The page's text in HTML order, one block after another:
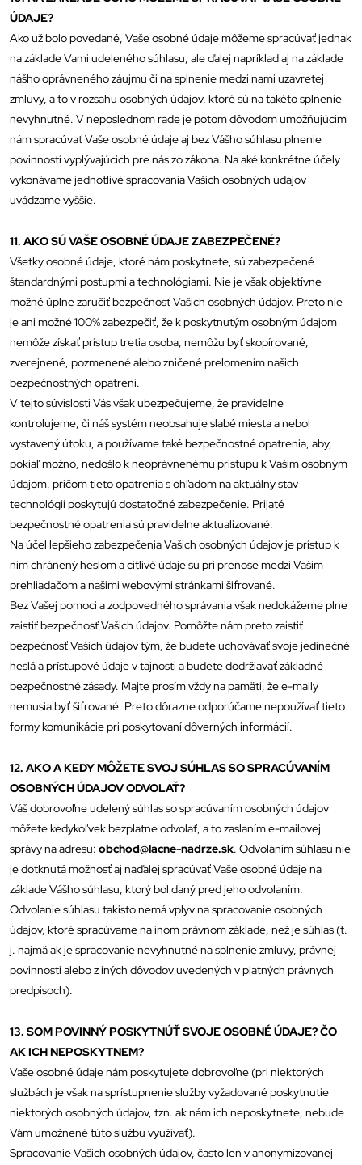
ÚDAJE?
Ako už bolo povedané, Vaše osobné údaje môžeme spracúvať jednak
na základe Vami udeleného súhlasu, ale ďalej napríklad aj na základe
nášho oprávneného záujmu či na splnenie medzi nami uzavretej
zmluvy, a to v rozsahu osobných údajov, ktoré sú na takéto splnenie
nevyhnutné. V neposlednom rade je potom dôvodom umožňujúcim
nám spracúvať Vaše osobné údaje aj bez Vášho súhlasu plnenie
povinností vyplývajúcich pre nás zo zákona. Na aké konkrétne účely
vykonávame jednotlivé spracovania Vašich osobných údajov
uvádzame vyššie.
11. AKO SÚ VAŠE OSOBNÉ ÚDAJE ZABEZPEČENÉ?
Všetky osobné údaje, ktoré nám poskytnete, sú zabezpečené
štandardnými postupmi a technológiami. Nie je však objektívne
možné úplne zaručiť bezpečnosť Vašich osobných údajov. Preto nie
je ani možné 100% zabezpečiť, že k poskytnutým osobným údajom
nemôže získať prístup tretia osoba, nemôžu byť skopírované,
zverejnené, pozmenené alebo zničené prelomením našich
bezpečnostných opatrení.
V tejto súvislosti Vás však ubezpečujeme, že pravidelne
kontrolujeme, či náš systém neobsahuje slabé miesta a nebol
vystavený útoku, a používame také bezpečnostné opatrenia, aby,
pokiaľ možno, nedošlo k neoprávnenému prístupu k Vašim osobným
údajom, pričom tieto opatrenia s ohľadom na aktuálny stav
technológií poskytujú dostatočné zabezpečenie. Prijaté
bezpečnostné opatrenia sú pravidelne aktualizované.
Na účel lepšieho zabezpečenia Vašich osobných údajov je prístup k
nim chránený heslom a citlivé údaje sú pri prenose medzi Vašim
prehliadačom a našimi webovými stránkami šifrované.
Bez Vašej pomoci a zodpovedného správania však nedokážeme plne
zaistiť bezpečnosť Vašich údajov. Pomôžte nám preto zaistiť
bezpečnosť Vašich údajov tým, že budete uchovávať svoje jedinečné
heslá a prístupové údaje v tajnosti a budete dodržiavať základné
bezpečnostné zásady. Majte prosím vždy na pamäti, že e-maily
nemusia byť šifrované. Preto dôrazne odporúčame nepoužívať tieto
formy komunikácie pri poskytovaní dôverných informácií.
12. AKO A KEDY MÔŽETE SVOJ SÚHLAS SO SPRACÚVANÍM
OSOBNÝCH ÚDAJOV ODVOLAŤ?
Váš dobrovoľne udelený súhlas so spracúvaním osobných údajov
môžete kedykoľvek bezplatne odvolať, a to zaslaním e-mailovej
správy na adresu: obchod@lacne-nadrze.sk. Odvolaním súhlasu nie
je dotknutá možnosť aj naďalej spracúvať Vaše osobné údaje na
základe Vášho súhlasu, ktorý bol daný pred jeho odvolaním.
Odvolanie súhlasu takisto nemá vplyv na spracovanie osobných
údajov, ktoré spracúvame na inom právnom základe, než je súhlas (t.
j. najmä ak je spracovanie nevyhnutné na splnenie zmluvy, právnej
povinnosti alebo z iných dôvodov uvedených v platných právnych
predpisoch).
13. SOM POVINNÝ POSKYTNÚŤ SVOJE OSOBNÉ ÚDAJE? ČO
AK ICH NEPOSKYTNEM?
Vaše osobné údaje nám poskytujete dobrovoľne (pri niektorých
službách je však na sprístupnenie služby vyžadované poskytnutie
niektorých osobných údajov, tzn. ak nám ich neposkytnete, nebude
Vám umožnené túto službu využívať).
Spracovanie Vašich osobných údajov, často len v anonymizovanej